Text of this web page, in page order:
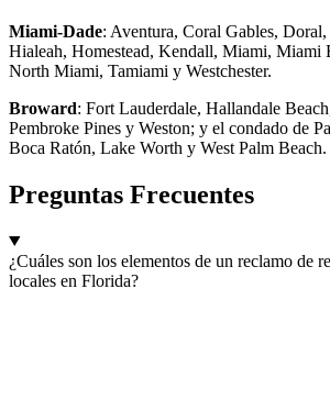
Miami-Dade: Aventura, Coral Gables,
Hialeah, Homestead, Kendall, Miami, Miami
North Miami, Tamiami y Westchester.
Broward: Fort Lauderdale, Hallandale
Pembroke Pines y Weston; y el condado de
Boca Ratón, Lake Worth y West Palm Beach.
Preguntas Frecuentes
¿Cuáles son los elementos de un reclamo de
locales en Florida?